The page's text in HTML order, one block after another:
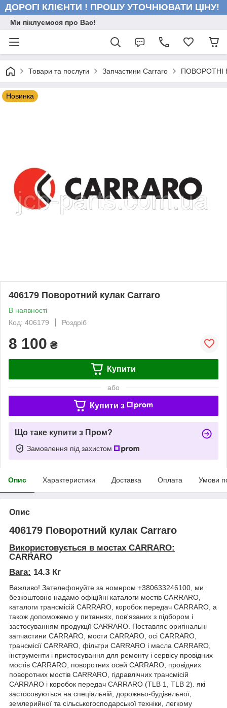
ДОРОГІ КЛІЄНТИ ! ПРОШУ УТОЧНЮВАТИ ЦІНУ!
Ми піклуємося про Вас!
Товари та послуги Запчастини Carraro ПОВОРОТНІ
Новинка
406179 Поворотний кулак Carraro
В наявності
Код: 406179
Роздріб
8 100 ₴
Купити
або
Купити з
Що таке купити з Пром?
Замовлення під захистом
Опис Характеристики Доставка Оплата Умови
Опис
406179 Поворотний кулак Carraro
Використовується в мостах CARRARO:
CARRARO
Вага: 14.3 Кг
Важливо! Зателефонуйте за номером +380633246100, ми
безкоштовно надамо офіційні каталоги мостів CARRARO,
каталоги трансмісій CARRARO, коробок передач CARRARO, а
також допоможемо у питаннях, пов'язаних з підбором і
застосуванням продукції CARRARO. Поставляє оригінальні
запчастини CARRARO, мости CARRARO, осі CARRARO,
трансмісії CARRARO, фільтри CARRARO і масла CARRARO,
інструменти і пристосування для ремонту і сервісу провідних
мостів CARRARO, поворотних осей CARRARO, провідних
поворотних мостів CARRARO, гідравлічних трансмісій
CARRARO і коробок передач CARRARO (TLB 1, TLB 2). які
застосовуються на спеціальній, дорожньо-будівельної,
землерийної та сільськогосподарської техніки, легкому